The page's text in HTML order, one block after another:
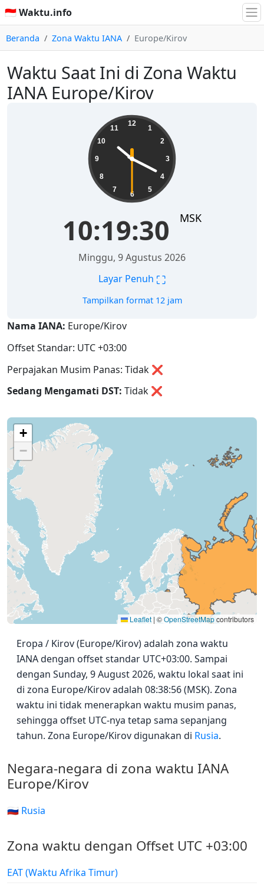
🇮🇩 Waktu.info
Beranda Zona Waktu IANA Europe/Kirov
Waktu Saat Ini di Zona Waktu
IANA Europe/Kirov
12
1
2
3
4
5
6
7
8
9
10
11
10:19:30 MSK
Minggu, 9 Agustus 2026
Layar Penuh ⛶
Tampilkan format 12 jam
Nama IANA: Europe/Kirov
Offset Standar: UTC +03:00
Perpajakan Musim Panas: Tidak ❌
Sedang Mengamati DST: Tidak ❌
+
−
Leaflet | ©OpenStreetMapcontributors
Eropa / Kirov (Europe/Kirov) adalah zona waktu
IANA dengan offset standar UTC+03:00. Sampai
dengan Sunday, 9 August 2026, waktu lokal saat ini
di zona Europe/Kirov adalah 08:38:56 (MSK). Zona
waktu ini tidak menerapkan waktu musim panas,
sehingga offset UTC-nya tetap sama sepanjang
tahun. Zona Europe/Kirov digunakan di Rusia.
Negara-negara di zona waktu IANA
Europe/Kirov
🇷🇺 Rusia
Zona waktu dengan Offset UTC +03:00
EAT (Waktu Afrika Timur)